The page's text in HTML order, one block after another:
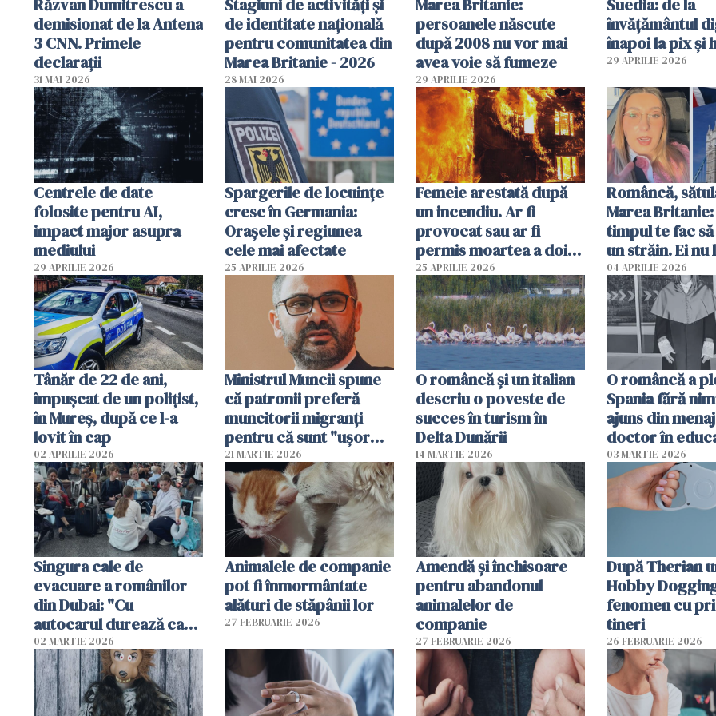
Răzvan Dumitrescu a
demisionat de la Antena
3 CNN. Primele
declarații
31 MAI 2026
Stagiuni de activități și
de identitate națională
pentru comunitatea din
Marea Britanie - 2026
28 MAI 2026
Marea Britanie:
persoanele născute
după 2008 nu vor mai
avea voie să fumeze
29 APRILIE 2026
Suedia: de la
învățământul
înapoi la pix și
29 APRILIE 2026
Centrele de date
folosite pentru AI,
impact major asupra
mediului
29 APRILIE 2026
Spargerile de locuințe
cresc în Germania:
Orașele și regiunea
cele mai afectate
25 APRILIE 2026
Femeie arestată după
un incendiu. Ar fi
provocat sau ar fi
permis moartea a doi
copii de 1 an și 3 ani
25 APRILIE 2026
Româncă,
Marea
timpul te fac
un străin. Ei nu
ca noi. În
oamenii sunt
04 APRILIE 2026
Tânăr de 22 de ani,
împușcat de un polițist,
în Mureș, după ce l-a
lovit în cap
02 APRILIE 2026
Ministrul Muncii spune
că patronii preferă
muncitorii migranți
pentru că sunt "uşor
dispensabili"
21 MARTIE 2026
O româncă și un italian
descriu o poveste de
succes în turism în
Delta Dunării
14 MARTIE 2026
O româncă a
Spania fără
ajuns din
doctor în
03 MARTIE 2026
Singura cale de
evacuare a românilor
din Dubai: "Cu
autocarul durează cam
două zile"
02 MARTIE 2026
Animalele de companie
pot fi înmormântate
alături de stăpânii lor
27 FEBRUARIE 2026
Amendă și închisoare
pentru abandonul
animalelor de
companie
27 FEBRUARIE 2026
După Therian
Hobby
fenomen cu
tineri
26 FEBRUARIE 2026